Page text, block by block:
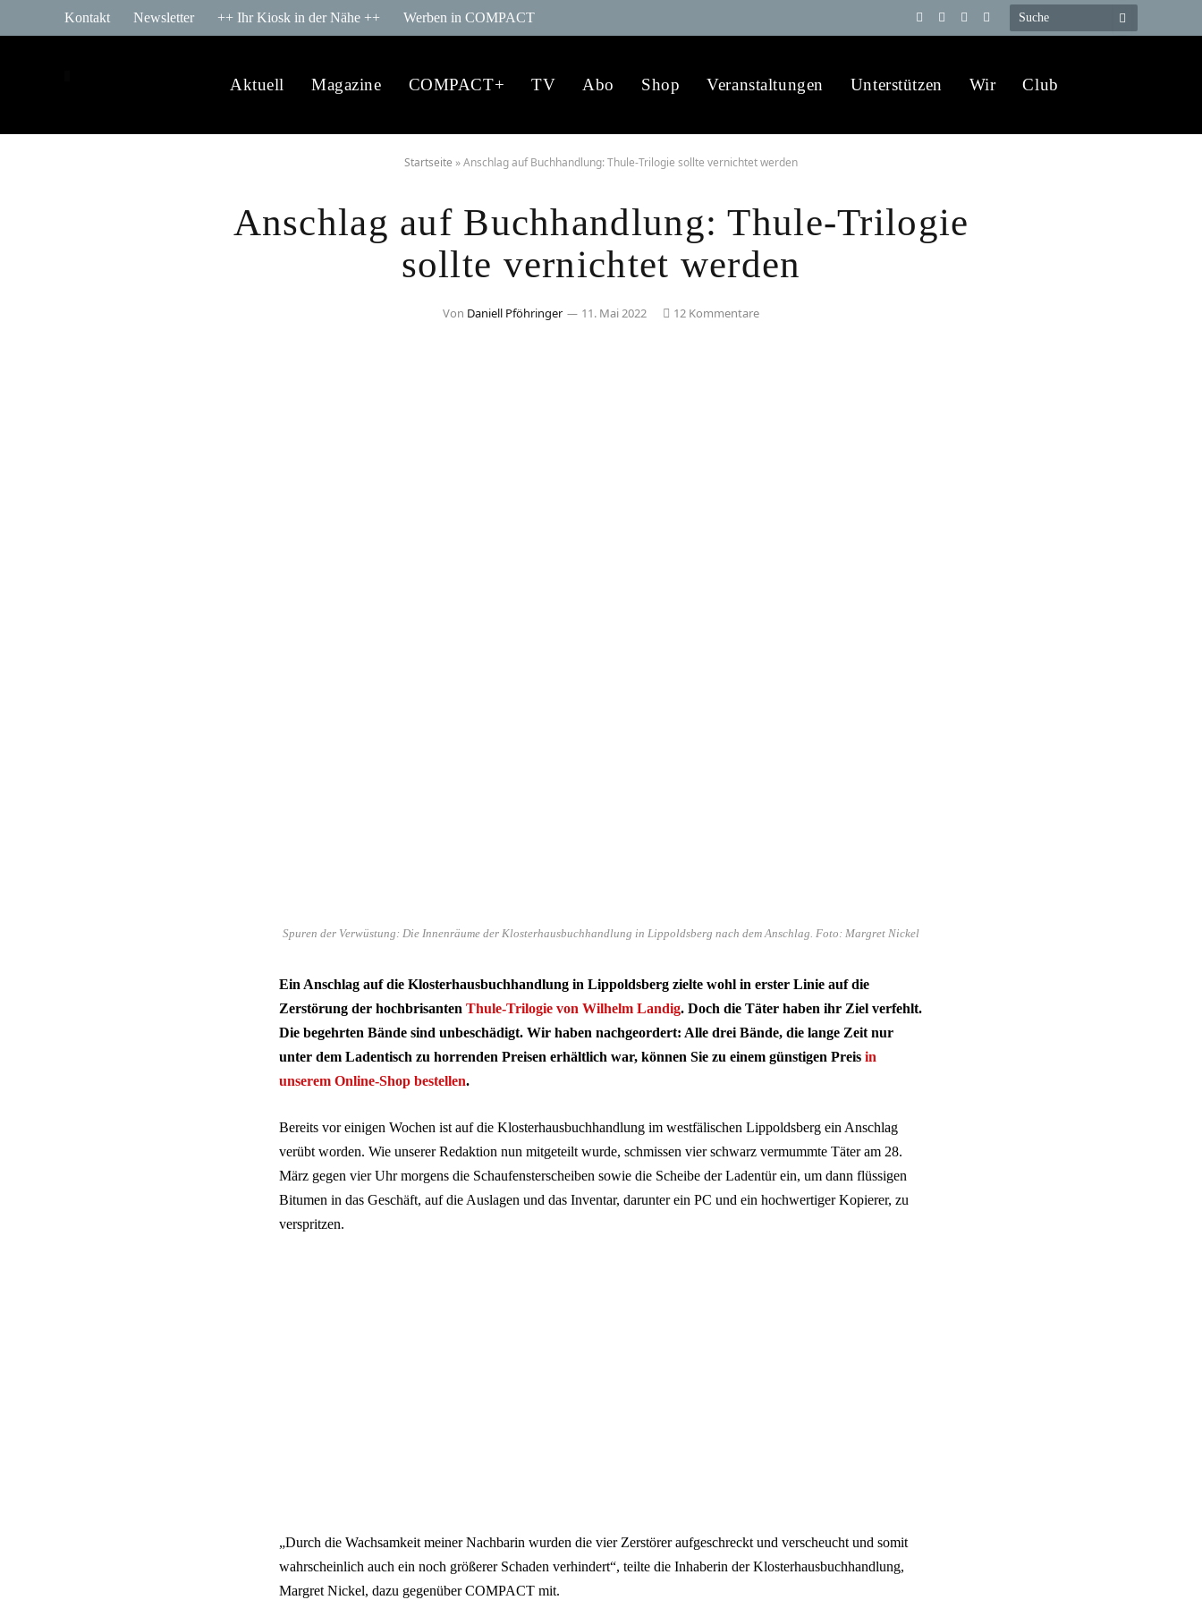
Kontakt Newsletter ++ Ihr Kiosk in der Nähe ++ Werben in COMPACT
Telegram
YouTube
X
WhatsApp
Aktuell Magazine COMPACT+ TV Abo Shop Veranstaltungen Unterstützen Wir Club
Startseite »Anschlag auf Buchhandlung: Thule-Trilogie sollte vernichtet werden
Anschlag auf Buchhandlung: Thule-Trilogie
sollte vernichtet werden
Von Daniell Pföhringer 11. Mai 2022 12 Kommentare
Spuren der Verwüstung: Die Innenräume der Klosterhausbuchhandlung in Lippoldsberg nach dem Anschlag. Foto: Margret Nickel
Ein Anschlag auf die Klosterhausbuchhandlung in Lippoldsberg zielte wohl in erster Linie auf die
Zerstörung der hochbrisanten Thule-Trilogie von Wilhelm Landig. Doch die Täter haben ihr Ziel verfehlt.
Die begehrten Bände sind unbeschädigt. Wir haben nachgeordert: Alle drei Bände, die lange Zeit nur
unter dem Ladentisch zu horrenden Preisen erhältlich war, können Sie zu einem günstigen Preis in
unserem Online-Shop bestellen.
Bereits vor einigen Wochen ist auf die Klosterhausbuchhandlung im westfälischen Lippoldsberg ein Anschlag
verübt worden. Wie unserer Redaktion nun mitgeteilt wurde, schmissen vier schwarz vermummte Täter am 28.
März gegen vier Uhr morgens die Schaufensterscheiben sowie die Scheibe der Ladentür ein, um dann flüssigen
Bitumen in das Geschäft, auf die Auslagen und das Inventar, darunter ein PC und ein hochwertiger Kopierer, zu
verspritzen.
„Durch die Wachsamkeit meiner Nachbarin wurden die vier Zerstörer aufgeschreckt und verscheucht und somit
wahrscheinlich auch ein noch größerer Schaden verhindert“, teilte die Inhaberin der Klosterhausbuchhandlung,
Margret Nickel, dazu gegenüber COMPACT mit.